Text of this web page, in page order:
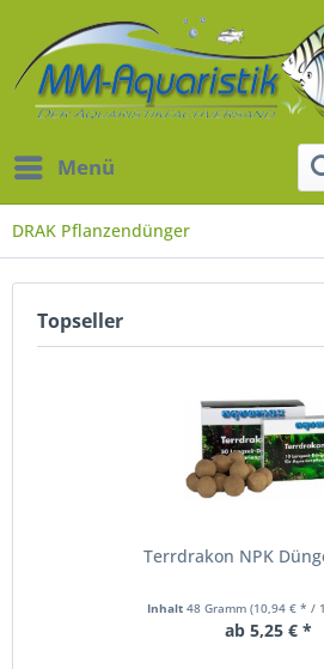
Menü
DRAK Pflanzendünger
Topseller
Terrdrakon NPK
Inhalt 48 Gramm (10,94 € * /
ab 5,25 € *